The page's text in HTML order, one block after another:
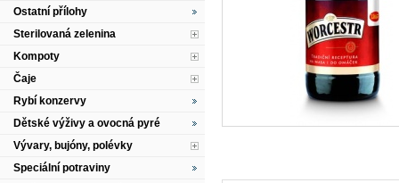
Ostatní přílohy
Sterilovaná zelenina
Kompoty
Čaje
Rybí konzervy
Dětské výživy a ovocná pyré
Vývary, bujóny, polévky
Speciální potraviny